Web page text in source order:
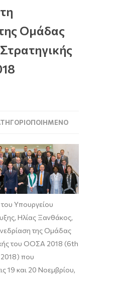
Ομάδας
Υπουργείου
Ηλίας Ξανθάκος,
της Ομάδας
του ΟΟΣΑ 2018 (6th
που
19 και 20 Νοεμβρίου,